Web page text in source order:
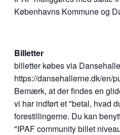
Københavns Kommune og
Billetter
billetter købes via
https://dansehallerne.dk/en/
Bemærk, at der findes en
vi har indført et "betal, hvad
forestillingerne. Du kan
"IPAF community billet